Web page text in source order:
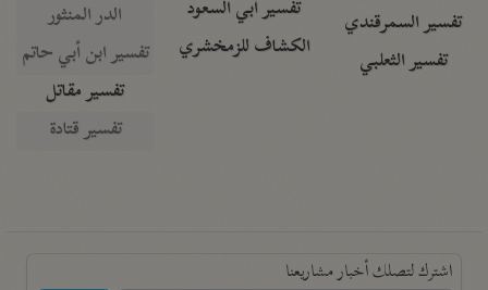
تفسير السمرقندي
تفسير الثعلبي
تفسير أبي السعود
الكشاف للزمخشري
الدر المنثور
تفسير ابن أبي حاتم
تفسير مقاتل
تفسير قتادة
اشترك لتصلك أخبار مشاريعنا